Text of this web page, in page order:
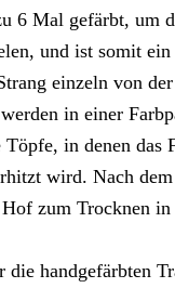
6 Mal gefärbt, um
und ist somit
einzeln von
in einer
in denen das
wird. Nach
zum Trocknen in
handgefärbten